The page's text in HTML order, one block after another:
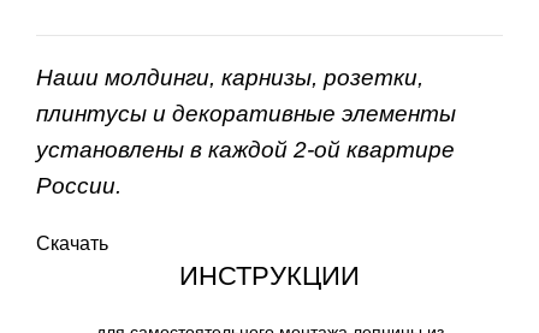
Наши молдинги, карнизы, розетки,
плинтусы и декоративные элементы
установлены в каждой 2-ой квартире
России.
Скачать
ИНСТРУКЦИИ